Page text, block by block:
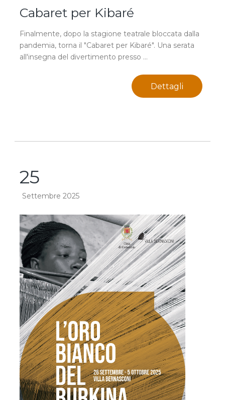
Cabaret per Kibaré
Finalmente, dopo la stagione teatrale bloccata dalla
pandemia, torna il "Cabaret per Kibaré". Una serata
all'insegna del divertimento presso ...
Dettagli
25
Settembre 2025